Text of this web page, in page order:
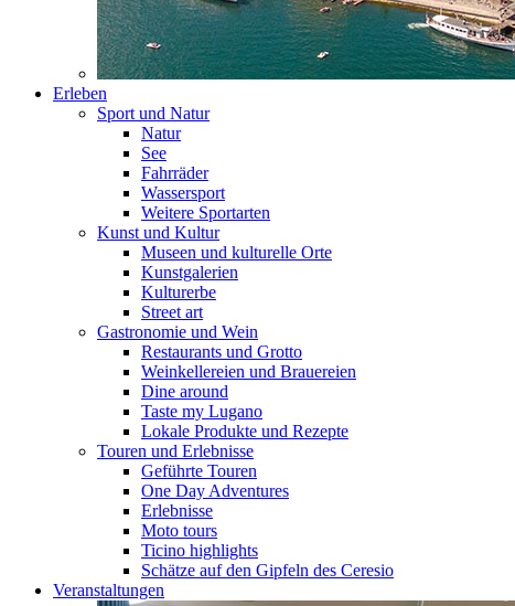
Erleben
Sport und Natur
Natur
See
Fahrräder
Wassersport
Weitere Sportarten
Kunst und Kultur
Museen und kulturelle Orte
Kunstgalerien
Kulturerbe
Street art
Gastronomie und Wein
Restaurants und Grotto
Weinkellereien und Brauereien
Dine around
Taste my Lugano
Lokale Produkte und Rezepte
Touren und Erlebnisse
Geführte Touren
One Day Adventures
Erlebnisse
Moto tours
Ticino highlights
Schätze auf den Gipfeln des Ceresio
Veranstaltungen